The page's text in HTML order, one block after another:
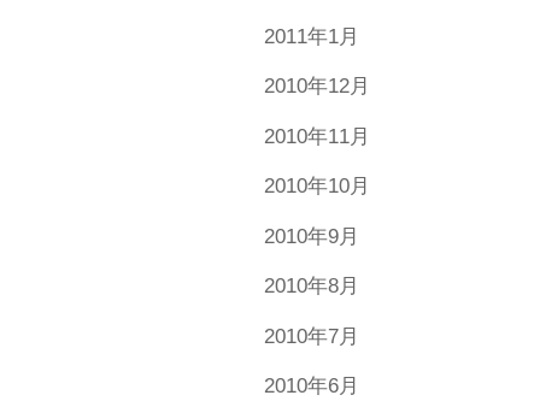
2011年1月
2010年12月
2010年11月
2010年10月
2010年9月
2010年8月
2010年7月
2010年6月